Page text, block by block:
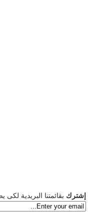
إشترك بقائمتنا البريدية